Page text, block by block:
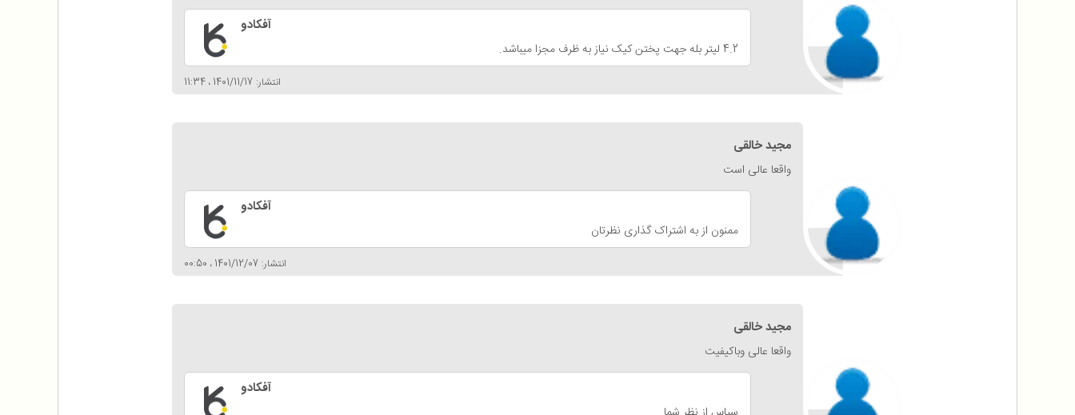
انتشار: 1401/11/17 ، 11:34
آفکادو
4.2 لیتر بله جهت پختن کیک نیاز به ظرف مجزا میباشد.
مجید خالقی
انتشار: 1401/12/07 ، 00:50
واقعا عالی است
آفکادو
ممنون از به اشتراک گذاری نظرتان
مجید خالقی
واقعا عالی وباکیفیت
آفکادو